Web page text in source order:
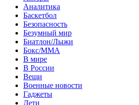
Аналитика
Баскетбол
Безопасность
Безумный мир
Биатлон/Лыжи
Бокс/MMA
В мире
В России
Вещи
Военные новости
Гаджеты
Дети